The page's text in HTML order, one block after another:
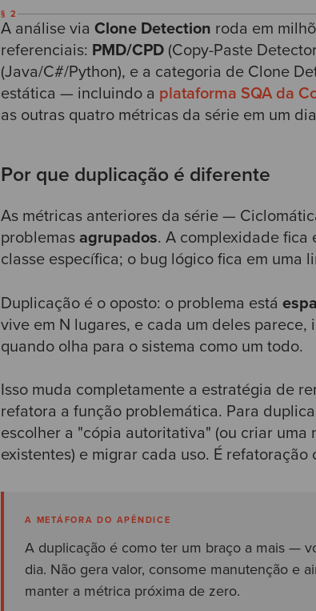
§ 2
A análise via Clone Detection roda em
referenciais: PMD/CPD (Copy-Paste
(Java/C#/Python), e a categoria de Clone
estática — incluindo a plataforma SQA da
as outras quatro métricas da série em um
Por que duplicação é diferente
As métricas anteriores da série —
problemas agrupados. A complexidade fica
classe específica; o bug lógico fica em uma
Duplicação é o oposto: o problema está
vive em N lugares, e cada um deles
quando olha para o sistema como um todo.
Isso muda completamente a estratégia de
refatora a função problemática. Para
escolher a "cópia autoritativa" (ou criar uma
existentes) e migrar cada uso. É refatoração
A METÁFORA DO APÊNDICE
A duplicação é como ter um braço a mais —
dia. Não gera valor, consome manutenção e
manter a métrica próxima de zero.